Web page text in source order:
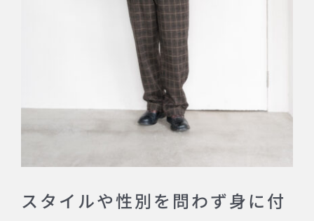
スタイルや性別を問わず身に付